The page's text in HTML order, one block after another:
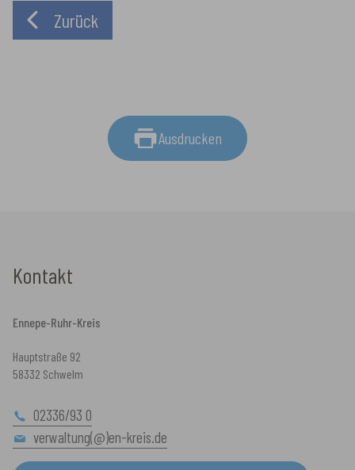
Zurück
Ausdrucken
Kontakt
Ennepe-Ruhr-Kreis
Hauptstraße 92
58332 Schwelm
02336/93 0
verwaltung(@)en-kreis.de